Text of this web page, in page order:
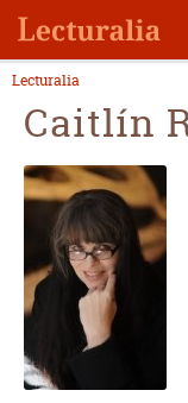
Lecturalia
Caitlín